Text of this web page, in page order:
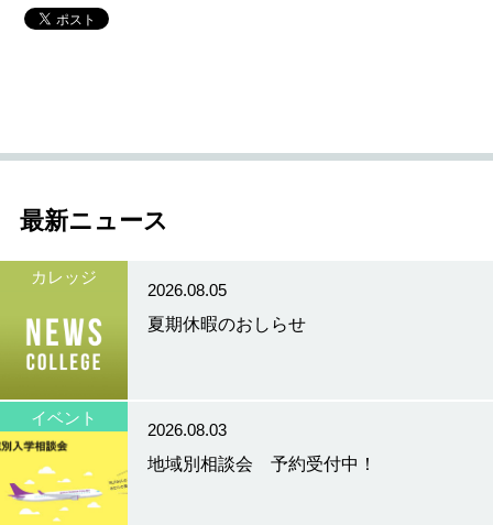
最新ニュース
カレッジ
2026.08.05
夏期休暇のおしらせ
イベント
2026.08.03
地域別相談会 予約受付中！